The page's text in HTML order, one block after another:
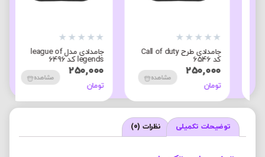
★
★
★
★
جامدادی طرح Call of duty
250,000
تومان
مشاهده
★
★
★
★
جامدادی مدل league of
legends کد 6496
250,000
تومان
مشاهده
توضیحات تکمیلی نظرات (0)